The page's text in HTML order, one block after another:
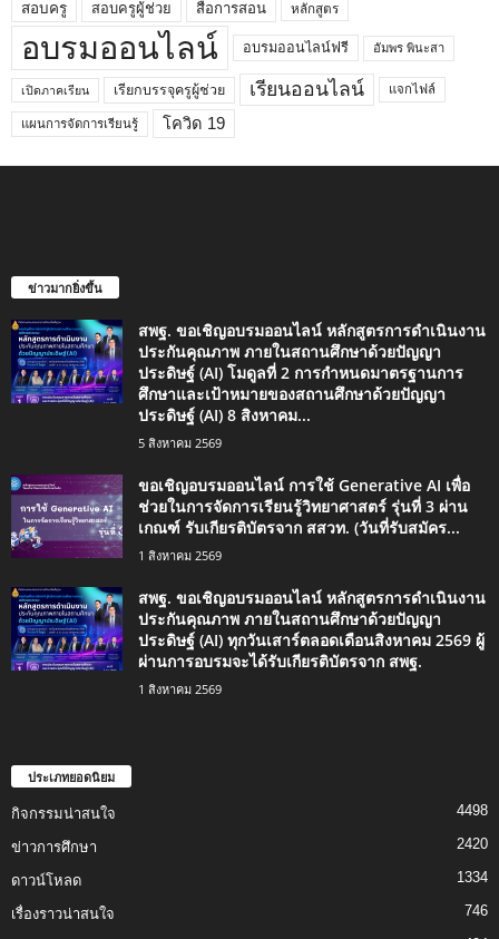
สอบครู สอบครูผู้ช่วย สื่อการสอน หลักสูตร
อบรมออนไลน์ อบรมออนไลน์ฟรี อัมพร พินะสา
เปิดภาคเรียน เรียกบรรจุครูผู้ช่วย เรียนออนไลน์ แจกไฟล์
แผนการจัดการเรียนรู้ โควิด 19
ข่าวมากยิ่งขึ้น
สพฐ. ขอเชิญอบรมออนไลน์ หลักสูตรการดำเนินงาน
ประกันคุณภาพ ภายในสถานศึกษาด้วยปัญญา
ประดิษฐ์ (AI) โมดูลที่ 2 การกำหนดมาตรฐานการ
ศึกษาและเป้าหมายของสถานศึกษาด้วยปัญญา
ประดิษฐ์ (AI) 8 สิงหาคม...
5 สิงหาคม 2569
ขอเชิญอบรมออนไลน์ การใช้ Generative AI เพื่อ
ช่วยในการจัดการเรียนรู้วิทยาศาสตร์ รุ่นที่ 3 ผ่าน
เกณฑ์ รับเกียรติบัตรจาก สสวท. (วันที่รับสมัคร...
1 สิงหาคม 2569
สพฐ. ขอเชิญอบรมออนไลน์ หลักสูตรการดำเนินงาน
ประกันคุณภาพ ภายในสถานศึกษาด้วยปัญญา
ประดิษฐ์ (AI) ทุกวันเสาร์ตลอดเดือนสิงหาคม 2569 ผู้
ผ่านการอบรมจะได้รับเกียรติบัตรจาก สพฐ.
1 สิงหาคม 2569
ประเภทยอดนิยม
กิจกรรมน่าสนใจ 4498
ข่าวการศึกษา 2420
ดาวน์โหลด 1334
เรื่องราวน่าสนใจ
746